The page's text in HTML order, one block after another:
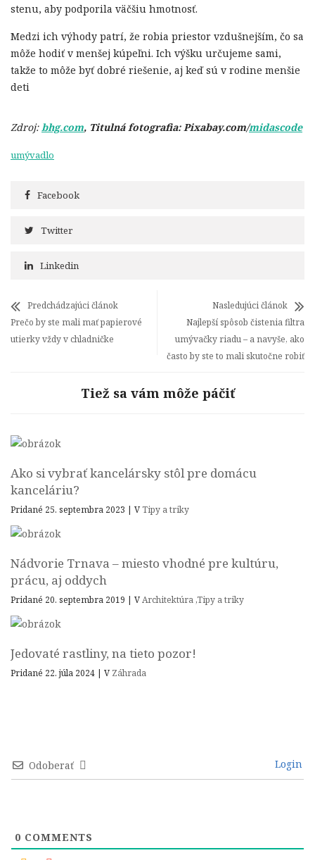
stenu, aby podporila väčšiu hmotnosť.
Medzi ich výhody patrí, že robia priestor vzdušnejším, čo sa
môže hodiť v menšej kúpeľni. Ich výšku určujeme sami,
takže to môže byť dobré riešenie, aj keď sú v rodine menšie
deti
Zdroj:bhg.com, Titulná fotografia: Pixabay.com/midascode
umývadlo
Facebook
Twitter
Linkedin
Predchádzajúci článok
Prečo by ste mali mať papierové
utierky vždy v chladničke
Nasledujúci článok
Najlepší spôsob čistenia filtra
umývačky riadu – a navyše, ako
často by ste to mali skutočne robiť
Tiež sa vám môže páčiť
Ako si vybrať kancelársky stôl pre domácu
kanceláriu?
Pridané 25. septembra 2023 | VTipy a triky
Nádvorie Trnava – miesto vhodné pre kultúru,
prácu, aj oddych
Pridané 20. septembra 2019 | VArchitektúra ,Tipy a triky
Jedovaté rastliny, na tieto pozor!
Pridané 22. júla 2024 | V Záhrada
Odoberať Login
0 COMMENTS